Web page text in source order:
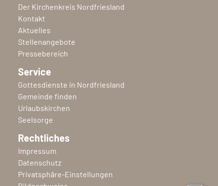
Der Kirchenkreis Nordfriesland
Kontakt
Aktuelles
Stellenangebote
Pressebereich
Service
Gottesdienste in Nordfriesland
Gemeinde finden
Urlaubskirchen
Seelsorge
Rechtliches
Impressum
Datenschutz
Privatsphäre-Einstellungen